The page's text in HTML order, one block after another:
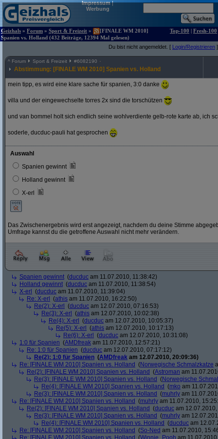
Impressum|
Werbung
Geizhals » Forum » Sport & Freizeit »
[FINALE WM 2010]
Spanien vs. Holland (432 Beiträge, 12394 Mal gelesen)
Top-100 | Fresh-100
Du bist nicht angemeldet. [ Login/Registrieren ]
^ Forum Sport & Freizeit #6082190
Abstimmung: [FINALE WM 2010] Spanien vs. Holland
mein tipp, es wird eine klare sache für spanien, 3:0 danke
villa und der eingewechselte torres 2x sind die torschützen
und van bommel holt sich endlich seine wohlverdiente gelb-rote karte ab, ich
soderle, ducduc-pauli hat gesprochen
Auswahl
Spanien gewinnt
Holland gewinnt
X-erl
Das Zwischenergebnis wird erst angezeigt, nachdem du deine Stimme
Umfrage kannst du die getroffene Auswahl nicht mehr verändern.
Spanien gewinnt (ducduc am 11.07.2010, 11:38:42)
Holland gewinnt (ducduc am 11.07.2010, 11:38:54)
X-erl
(ducduc am 11.07.2010, 11:39:04)
Re: X-erl
(athis am 11.07.2010, 16:22:50)
Re(2): X-erl
(ducduc am 12.07.2010, 07:16:53)
Re(3): X-erl
(athis am 12.07.2010, 10:02:38)
Re(4): X-erl
(ducduc am 12.07.2010, 10:05:37)
Re(5): X-erl
(athis am 12.07.2010, 10:17:13)
Re(6): X-erl
(ducduc am 12.07.2010, 10:31:08)
1:0 für Spanien (AMDfreak am 11.07.2010, 12:57:21)
Re: 1:0 für Spanien (ducduc am 12.07.2010, 07:17:12)
Re(2): 1:0 für Spanien (AMDfreak am 12.07.2010, 20:09:36)
Re: [FINALE WM 2010] Spanien vs. Holland (Norwegische Schmalzkatze
Re(2): [FINALE WM 2010] Spanien vs. Holland (Astroman am
Re(3): [FINALE WM 2010] Spanien vs. Holland (Norwegische
Re(4): [FINALE WM 2010] Spanien vs. Holland (mko am
Re(3): [FINALE WM 2010] Spanien vs. Holland (muhrly am
Re: [FINALE WM 2010] Spanien vs. Holland (muhrly am 11.07.2010,
Re(2): [FINALE WM 2010] Spanien vs. Holland (ducduc am
Re(3): [FINALE WM 2010] Spanien vs. Holland (muhrly am
Re(4): [FINALE WM 2010] Spanien vs. Holland (ducduc am
Re: [FINALE WM 2010] Spanien vs. Holland (So-Ned am 11.07.2010,
Re: [FINALE WM 2010] Spanien vs. Holland (Winnie_Pooh am